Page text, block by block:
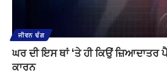
ਜੀਵਨ ਢੰਗ
ਘਰ ਦੀ ਇਸ ਥਾਂ ‘ਤੇ ਹੀ ਕਿਉਂ ਜ਼ਿਆਦਾਤਰ
ਕਾਰਨ